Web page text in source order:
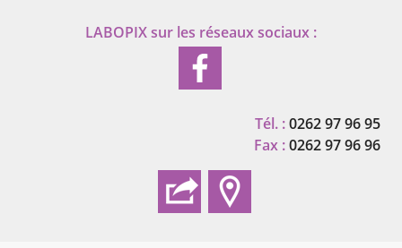
LABOPIXsur les réseaux sociaux :
Tél. :0262 97 96 95
Fax :0262 97 96 96